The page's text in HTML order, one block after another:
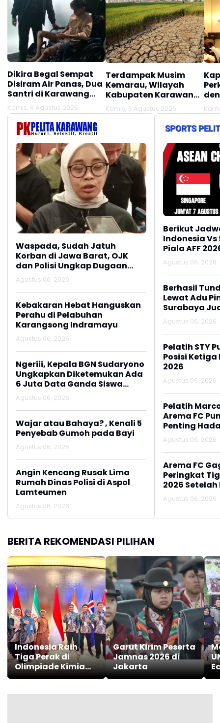
Dikira Begal Sempat
Disiram Air Panas, Dua
Santri di Karawang
Terluka Akibat Aksi
Oknum Linmas
Kamis, 6 Agustus 2026
Terdampak Musim
Kemarau, Wilayah
Kabupaten Karawang
Kekeringan Makin
Meluas
Kamis, 6 Agustus 2026
Waspada, Sudah Jatuh
Korban di Jawa Barat, OJK
dan Polisi Ungkap Dugaan
Penipuan Modus Titip Limit
Paylater
Agustus 06, 2026
Kebakaran Hebat Hanguskan
Perahu di Pelabuhan
Karangsong Indramayu
Agustus 06, 2026
Ngeriii, Kepala BGN Sudaryono
Ungkapkan Diketemukan Ada
6 Juta Data Ganda Siswa
Penerima MBG
Agustus 06, 2026
Wajar atau Bahaya? , Kenali 5
Penyebab Gumoh pada Bayi
Agustus 06, 2026
Angin Kencang Rusak Lima
Rumah Dinas Polisi di Aspol
Lamteumen
Agustus 06, 2026
Berikut
Indonesia
Piala AFF
Agustus 06, 2026
Berhasil
Lewat Adu
Surabaya
2026
Agustus 06, 2026
Pelatih STY
Posisi Ketiga
2026
Agustus 06, 2026
Pelatih
Arema FC
Penting
Agustus 06, 2026
Arema FC
Peringkat
2026
Persija
Agustus 06, 2026
BERITA REKOMENDASI PILIHAN
Indonesia Raih
Tiga Perak di
Olimpiade Kimia
Internasional
Garut Kirim Peserta
Jamnas 2026 di
Jakarta